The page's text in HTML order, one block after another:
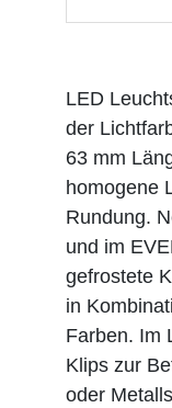
LED
der
63 mm
homogene
Rundung.
und im
gefrostete
in
Farben. Im
Klips zur
oder